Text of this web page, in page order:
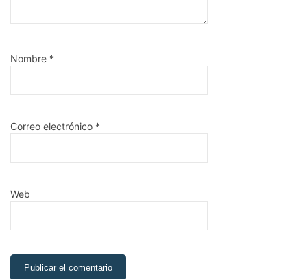
Nombre *
Correo electrónico *
Web